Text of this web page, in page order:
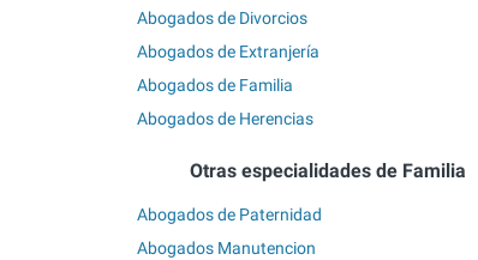
Abogados de Divorcios
Abogados de Extranjería
Abogados de Familia
Abogados de Herencias
Otras especialidades de Familia
Abogados de Paternidad
Abogados Manutencion